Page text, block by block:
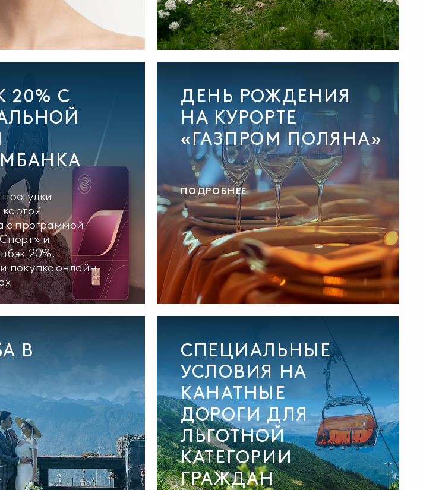
20% С
с программой
и
20%.
покупке онлайн
ДЕНЬ РОЖДЕНИЯ
НА КУРОРТЕ
«ГАЗПРОМ ПОЛЯНА»
ПОДРОБНЕЕ
В
СПЕЦИАЛЬНЫЕ
УСЛОВИЯ НА
КАНАТНЫЕ
ДОРОГИ ДЛЯ
ЛЬГОТНОЙ
КАТЕГОРИИ
ГРАЖДАН